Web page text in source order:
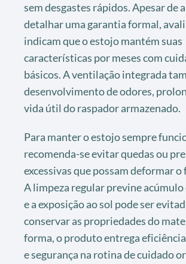
sem desgastes rápidos. Apesar de
detalhar uma garantia formal,
indicam que o estojo mantém suas
características por meses com
básicos. A ventilação integrada
desenvolvimento de odores,
vida útil do raspador armazenado.
Para manter o estojo sempre
recomenda-se evitar quedas ou
excessivas que possam deformar
A limpeza regular previne acúmulo
e a exposição ao sol pode ser
conservar as propriedades do
forma, o produto entrega
e segurança na rotina de cuidado